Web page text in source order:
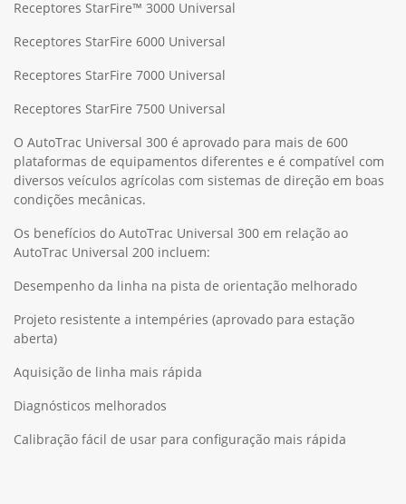
Receptores StarFire™ 3000 Universal
Receptores StarFire 6000 Universal
Receptores StarFire 7000 Universal
Receptores StarFire 7500 Universal
O AutoTrac Universal 300 é aprovado para mais de 600
plataformas de equipamentos diferentes e é compatível com
diversos veículos agrícolas com sistemas de direção em boas
condições mecânicas.
Os benefícios do AutoTrac Universal 300 em relação ao
AutoTrac Universal 200 incluem:
Desempenho da linha na pista de orientação melhorado
Projeto resistente a intempéries (aprovado para estação
aberta)
Aquisição de linha mais rápida
Diagnósticos melhorados
Calibração fácil de usar para configuração mais rápida